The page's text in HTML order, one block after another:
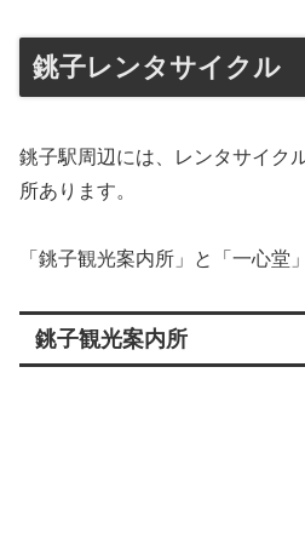
銚子レンタサイクル
銚子駅周辺には、レンタサイク
所あります。
「銚子観光案内所」と「一心堂
銚子観光案内所